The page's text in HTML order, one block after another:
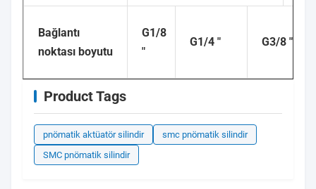
Bağlantı
noktası boyutu
G1/8
"
G1/4 " G3/8 "
Product Tags
pnömatik aktüatör silindir
smc pnömatik silindir
SMC pnömatik silindir